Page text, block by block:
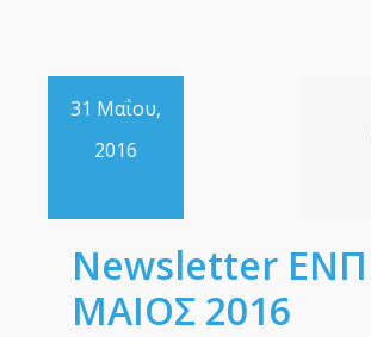
31 Μαΐου,
2016
Newsletter
ΜΑΙΟΣ 2016